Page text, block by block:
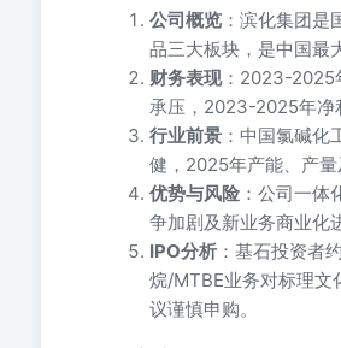
公司概览 ：滨化集团
品三大板块，是中国最
财务表现：2023-2025
承压，2023-2025年净
行业前景 ：中国氯碱
健，2025年产能、产
优势与风险 ：公司一
争加剧及新业务商业化
IPO分析 ：基石投资者
烷/MTBE业务对标理文
议谨慎申购。